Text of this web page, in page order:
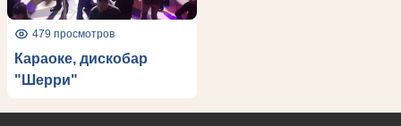
479 просмотров
Караоке, дискобар
"Шерри"